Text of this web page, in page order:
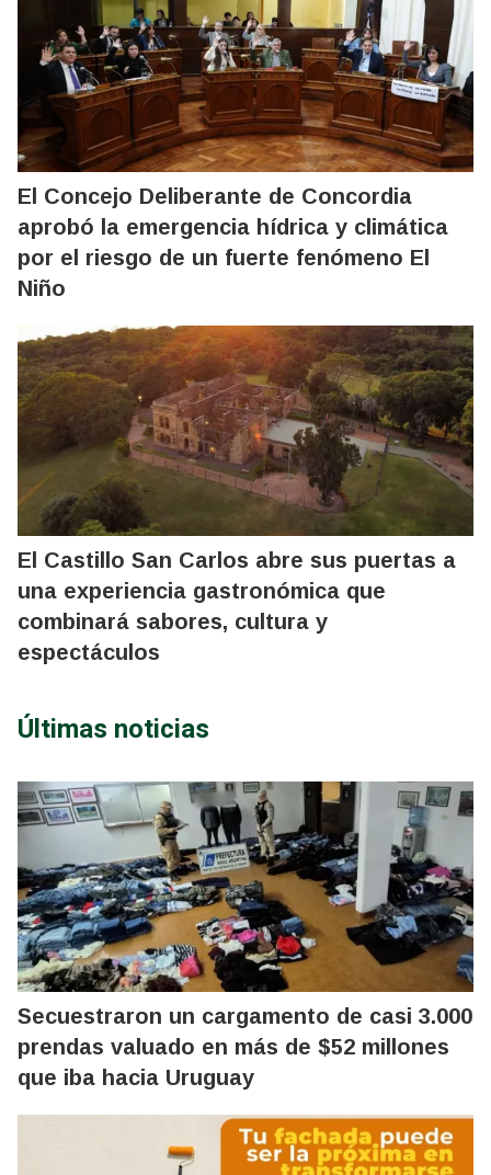
El Concejo Deliberante de Concordia
aprobó la emergencia hídrica y climática
por el riesgo de un fuerte fenómeno El
Niño
El Castillo San Carlos abre sus puertas a
una experiencia gastronómica que
combinará sabores, cultura y
espectáculos
Últimas noticias
Secuestraron un cargamento de casi 3.000
prendas valuado en más de $52 millones
que iba hacia Uruguay